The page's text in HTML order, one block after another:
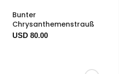
Bunter
Chrysanthemenstrauß
USD 80.00